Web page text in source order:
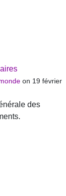
on 19 février
des